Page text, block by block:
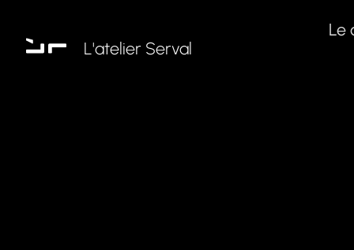
L'atelier Serval
Le